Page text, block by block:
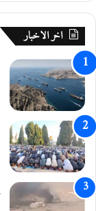
ل
س
و
ل
و
ح
ا
ر
ة
ف
ي
ا
ل
اخر الاخبار